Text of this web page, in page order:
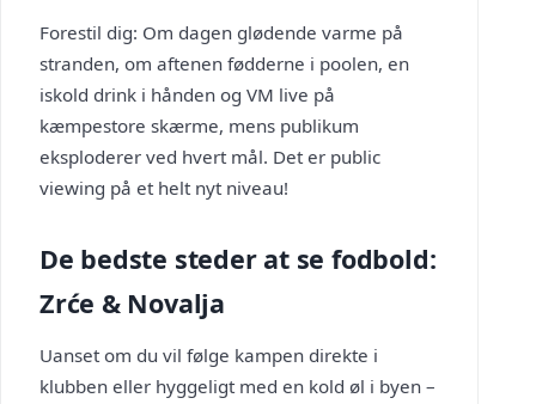
Forestil dig: Om dagen glødende varme på
stranden, om aftenen fødderne i poolen, en
iskold drink i hånden og VM live på
kæmpestore skærme, mens publikum
eksploderer ved hvert mål. Det er public
viewing på et helt nyt niveau!
De bedste steder at se fodbold:
Zrće & Novalja
Uanset om du vil følge kampen direkte i
klubben eller hyggeligt med en kold øl i byen –